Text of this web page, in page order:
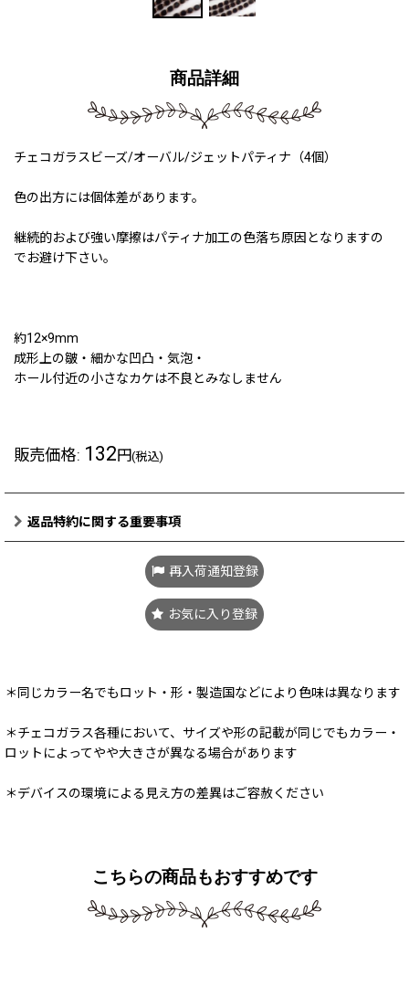
商品詳細
チェコガラスビーズ/オーバル/ジェットパティナ（4個）
色の出方には個体差があります。
継続的および強い摩擦はパティナ加工の色落ち原因となりますの
でお避け下さい。
約12×9mm
成形上の皺・細かな凹凸・気泡・
ホール付近の小さなカケは不良とみなしません
販売価格: 132円(税込)
返品特約に関する重要事項
再入荷通知登録
お気に入り登録
＊同じカラー名でもロット・形・製造国などにより色味は異なります
＊チェコガラス各種において、サイズや形の記載が同じでもカラー・
ロットによってやや大きさが異なる場合があります
＊デバイスの環境による見え方の差異はご容赦ください
こちらの商品もおすすめです